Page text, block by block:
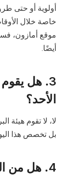
أولوية أو حتى
خاصة خلال
موقع أمازون،
أيضًا.
الأحد؟
لا، لا تقوم هيئة
بل تخصص هذا
4. هل من